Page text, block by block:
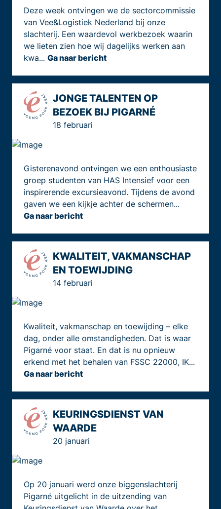
Deze week ontvingen we de sectorcommissie
van Vee&Logistiek Nederland bij onze
slachterij. Een waardevol werkbezoek waarin
we lieten zien hoe wij dagelijks werken aan
kwa... Ga naar bericht
JONGE TALENTEN OP
BEZOEK BIJ PIGARNÉ
18 februari
Gisterenavond ontvingen we een enthousiaste
groep studenten van HAS Intensief voor een
inspirerende excursieavond. Tijdens de avond
gaven we een kijkje achter de schermen...
Ga naar bericht
KWALITEIT, VAKMANSCHAP
EN TOEWIJDING
14 februari
Kwaliteit, vakmanschap en toewijding – elke
dag, onder alle omstandigheden. Dat is waar
Pigarné voor staat. En dat is nu opnieuw
erkend met het behalen van FSSC 22000, IK...
Ga naar bericht
KEURINGSDIENST VAN
WAARDE
20 januari
Op 20 januari werd onze biggenslachterij
Pigarné uitgelicht in de uitzending van